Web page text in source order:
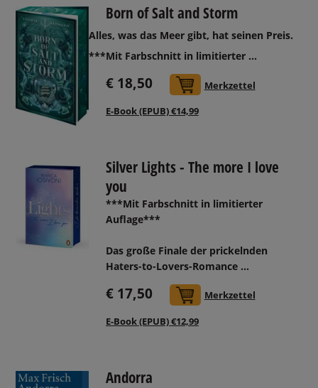
Born of Salt and Storm
Alles, was das Meer gibt, hat seinen Preis.
***Mit Farbschnitt in limitierter ...
€ 18,50 In den Warenkorb
Merkzettel
E-Book (EPUB) €14,99
Silver Lights - The more I love
you
***Mit Farbschnitt in limitierter
Auflage***
Das große Finale der prickelnden
Haters-to-Lovers-Romance ...
€ 17,50 In den Warenkorb
Merkzettel
E-Book (EPUB) €12,99
Andorra